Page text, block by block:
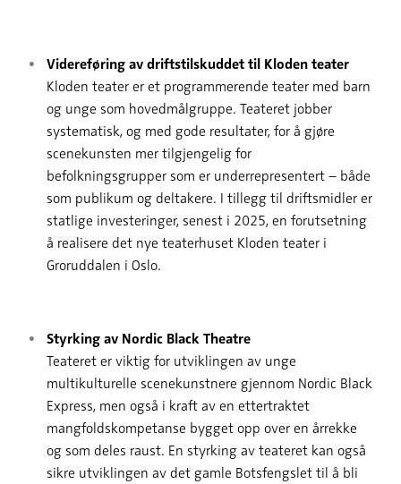
Videreføring av driftstilskuddet til Kloden teater
Kloden teater er et programmerende teater med barn
og unge som hovedmålgruppe. Teateret jobber
systematisk, og med gode resultater, for å gjøre
scenekunsten mer tilgjengelig for
befolkningsgrupper som er underrepresentert – både
som publikum og deltakere. I tillegg til driftsmidler er
statlige investeringer, senest i 2025, en forutsetning
å realisere det nye teaterhuset Kloden teater i
Groruddalen i Oslo.
Styrking av Nordic Black Theatre
Teateret er viktig for utviklingen av unge
multikulturelle scenekunstnere gjennom Nordic Black
Express, men også i kraft av en ettertraktet
mangfoldskompetanse bygget opp over en årrekke
og som deles raust. En styrking av teateret kan også
sikre utviklingen av det gamle Botsfengslet til å bli